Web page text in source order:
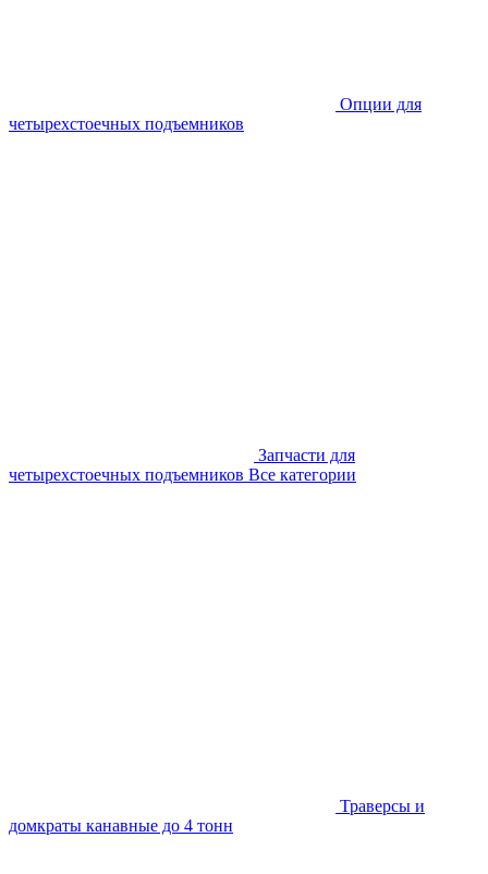
Опции для
четырехстоечных подъемников
Запчасти для
четырехстоечных подъемников Все категории
Траверсы и
домкраты канавные до 4 тонн